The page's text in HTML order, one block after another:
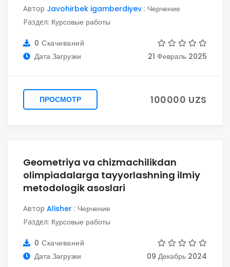
Автор Javohirbek igamberdiyev : Черчение
Раздел: Курсовые работы
0 Скачиваний
Дата Загрузки
21 Февраль 2025
ПРОСМОТР 100000 UZS
Geometriya va chizmachilikdan
olimpiadalarga tayyorlashning ilmiy
metodologik asoslari
Автор Alisher : Черчение
Раздел: Курсовые работы
0 Скачиваний
Дата Загрузки
09 Декабрь 2024